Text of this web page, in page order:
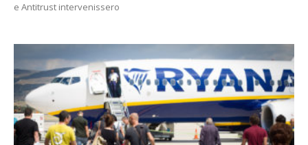
e Antitrust intervenissero